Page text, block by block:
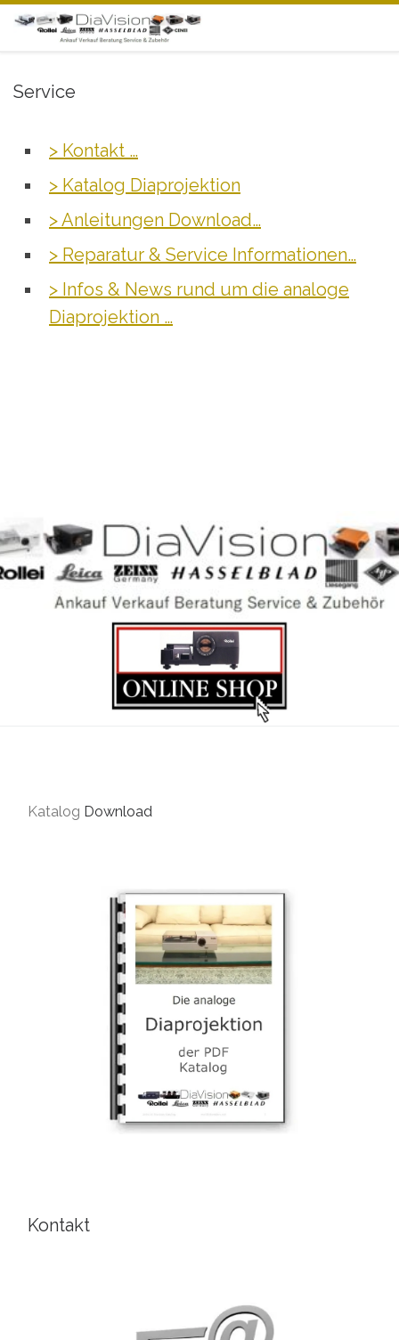
Zum Inhalt springen
Service
> Kontakt …
> Katalog Diaprojektion
> Anleitungen Download…
> Reparatur & Service Informationen…
> Infos & News rund um die analoge
Diaprojektion …
Katalog Download
Kontakt